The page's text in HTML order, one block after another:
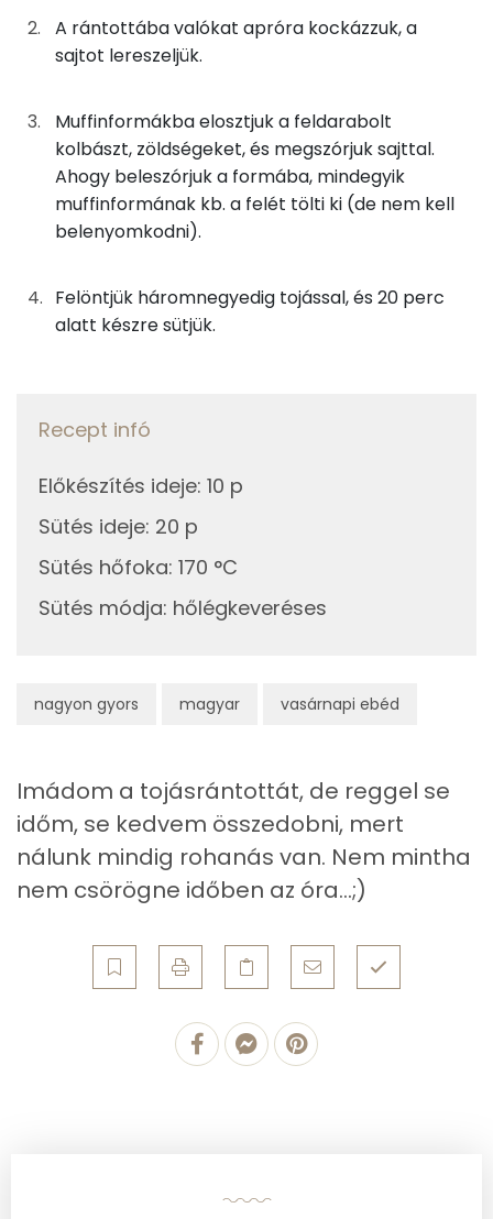
nagyon gyors magyar vasárnapi ebéd
92g tojás
115 kcal
0g ételízesítő
17gsajt
59 kcal
17g kolbász 75 kcal
Összesen
TOP ásványi anyagok
Foszfor
Kálcium
Szelén
TOP vitaminok
Lut-zea
A vitamin (RAE):
Összesen
19 g
Telített zsírsav
8 g
Egyszeresen telítetlen zsírsav:
Többszörösen telítetlen zsírsav
Ásványi anyagok
A rántottába valókat apróra kockázzuk, a
sajtot lereszeljük.
Muffinformákba elosztjuk a feldarabolt
kolbászt, zöldségeket, és megszórjuk sajttal.
Ahogy beleszórjuk a formába, mindegyik
muffinformának kb. a felét tölti ki (de nem kell
belenyomkodni).
Felöntjük háromnegyedig tojással, és 20 perc
alatt készre sütjük.
Recept infó
Előkészítés ideje: 10 p
Sütés ideje: 20 p
Sütés hőfoka: 170 °C
Sütés módja: hőlégkeveréses
Imádom a tojásrántottát, de reggel se
időm, se kedvem összedobni, mert
nálunk mindig rohanás van. Nem mintha
nem csörögne időben az óra...;)